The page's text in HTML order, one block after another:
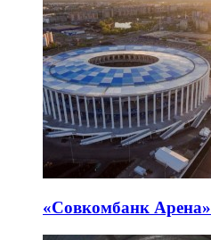
«Совкомбанк Арена⁠»